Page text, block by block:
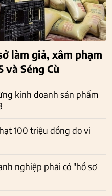
làm giả, xâm phạm
và Séng Cù
kinh doanh sản phẩm
100 triệu đồng do vi
nghiệp phải có "hồ sơ